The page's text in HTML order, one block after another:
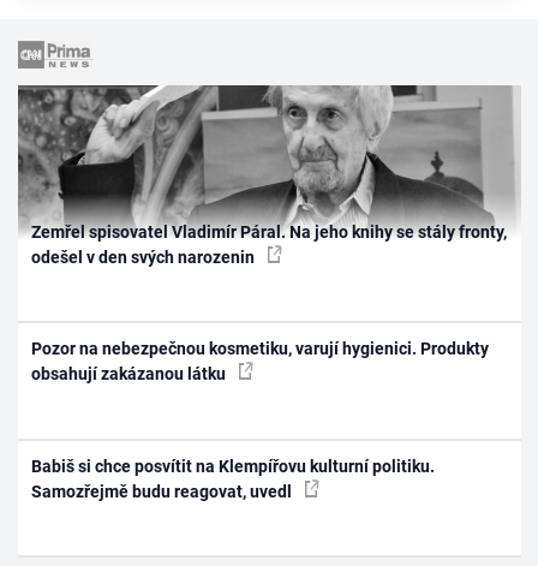
Zemřel spisovatel Vladimír Páral. Na jeho knihy se stály fronty,
odešel v den svých narozenin
Pozor na nebezpečnou kosmetiku, varují hygienici. Produkty
obsahují zakázanou látku
Babiš si chce posvítit na Klempířovu kulturní politiku.
Samozřejmě budu reagovat, uvedl